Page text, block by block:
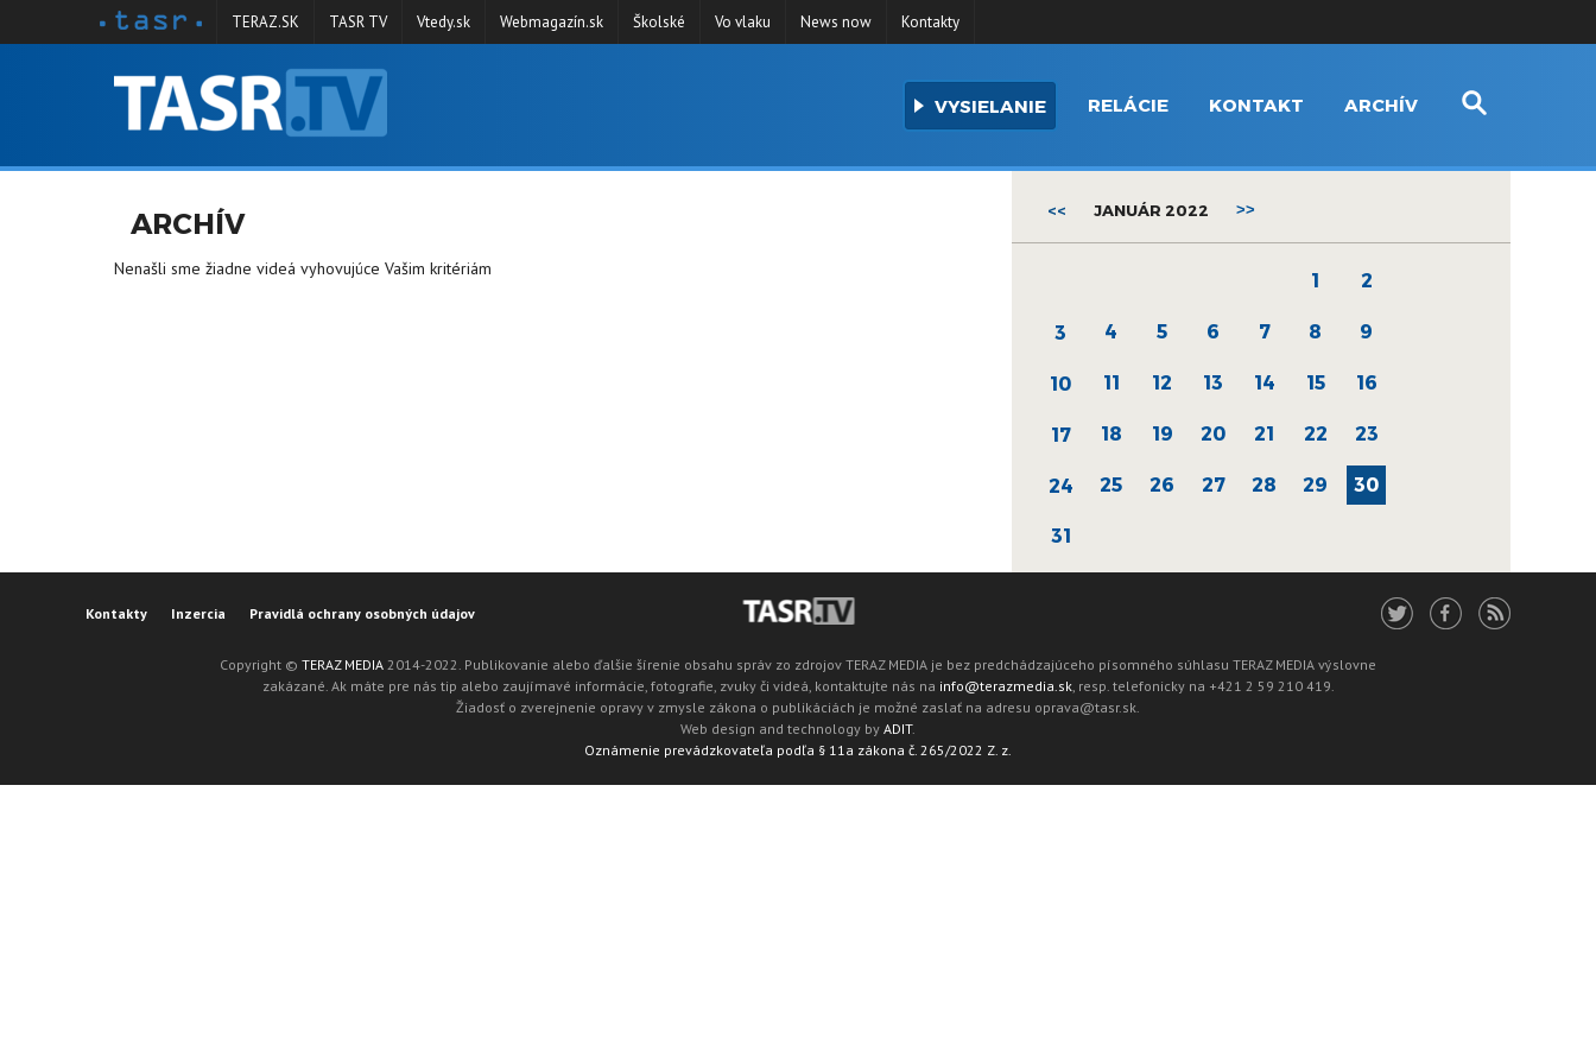
TERAZ.SK TASR TV Vtedy.sk Webmagazín.sk Školské Vo vlaku News now Kontakty
VYSIELANIE RELÁCIE KONTAKT ARCHÍV
ARCHÍV
Nenašli sme žiadne videá vyhovujúce Vašim kritériám
<< JANUÁR 2022 >>
1 2
3 4 5 6 7 8 9
10 11 12 13 14 15 16
17 18 19 20 21 22 23
24 25 26 27 28 29 30
31
Kontakty Inzercia Pravidlá ochrany osobných údajov
Copyright © TERAZ MEDIA 2014-2022. Publikovanie alebo ďalšie šírenie obsahu správ zo zdrojov TERAZ MEDIA je bez predchádzajúceho písomného súhlasu TERAZ MEDIA výslovne
zakázané. Ak máte pre nás tip alebo zaujímavé informácie, fotografie, zvuky či videá, kontaktujte nás na info@terazmedia.sk, resp. telefonicky na +421 2 59 210 419.
Žiadosť o zverejnenie opravy v zmysle zákona o publikáciách je možné zaslať na adresu oprava@tasr.sk.
Web design and technology by ADIT.
Oznámenie prevádzkovateľa podľa § 11a zákona č. 265/2022 Z. z.